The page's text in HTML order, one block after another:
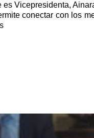
Vicepresidenta,
conectar con los